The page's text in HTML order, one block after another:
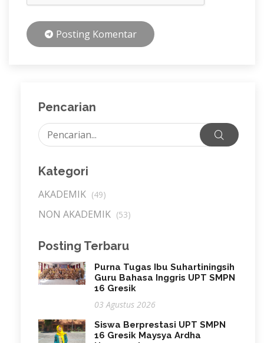
Posting Komentar
Pencarian
Kategori
AKADEMIK (49)
NON AKADEMIK (53)
Posting Terbaru
Purna Tugas Ibu Suhartiningsih
Guru Bahasa Inggris UPT SMPN
16 Gresik
03 Agustus 2026
Siswa Berprestasi UPT SMPN
16 Gresik Maysya Ardha